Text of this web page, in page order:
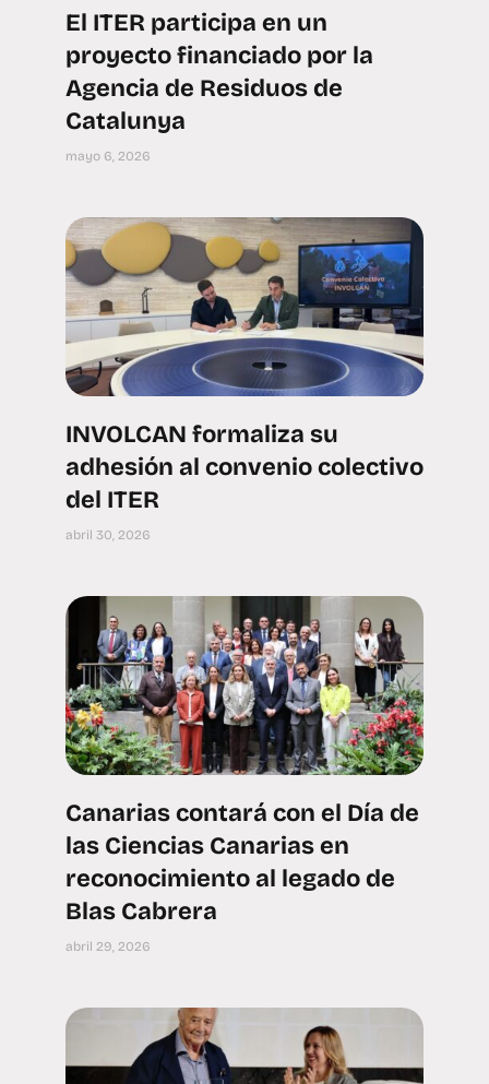
El ITER participa en un
proyecto financiado por la
Agencia de Residuos de
Catalunya
mayo 6, 2026
INVOLCAN formaliza su
adhesión al convenio colectivo
del ITER
abril 30, 2026
Canarias contará con el Día de
las Ciencias Canarias en
reconocimiento al legado de
Blas Cabrera
abril 29, 2026